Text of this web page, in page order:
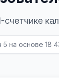
счетчике
5 на основе 18